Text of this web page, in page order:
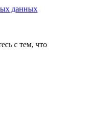
данных
с тем, что